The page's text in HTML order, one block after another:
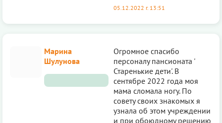
05.12.2022 г. 13:51
Марина
Шулунова
Огромное спасибо
персоналу пансионата '
Старенькие дети'. В
сентябре 2022 года моя
мама сломала ногу. По
совету своих знакомых я
узнала об этом учреждении
и при обоюдному решению